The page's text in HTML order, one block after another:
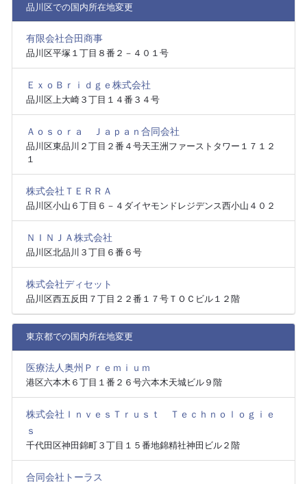
品川区での国内所在地変更
有限会社合田商事
品川区平塚１丁目８番２－４０１号
ＥｘｏＢｒｉｄｇｅ株式会社
品川区上大崎３丁目１４番３４号
Ａｏｓｏｒａ Ｊａｐａｎ合同会社
品川区東品川２丁目２番４号天王洲ファーストタワー１７１２
１
株式会社ＴＥＲＲＡ
品川区小山６丁目６－４ダイヤモンドレジデンス西小山４０２
ＮＩＮＪＡ株式会社
品川区北品川３丁目６番６号
株式会社ディセット
品川区西五反田７丁目２２番１７号ＴＯＣビル１２階
東京都での国内所在地変更
医療法人奥州Ｐｒｅｍｉｕｍ
港区六本木６丁目１番２６号六本木天城ビル９階
株式会社ＩｎｖｅｓＴｒｕｓｔ Ｔｅｃｈｎｏｌｏｇｉｅ
ｓ
千代田区神田錦町３丁目１５番地錦精社神田ビル２階
合同会社トーラス